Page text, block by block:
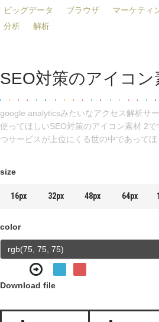
ビッグデータ
ブラウザ マーケティ
分析
解析
SEO対策のアイコン
google analyticsみたいなアクセス解析サ
使ってほしいSEO対策のアイコン素材 2
つサービスが上位にくる世の中であってほ
size
16px 32px 48px 64px
color
Download file